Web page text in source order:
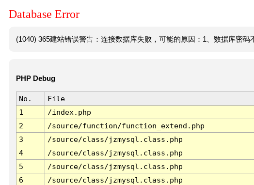
Database Error
(1040) 365建站错误警告：连接数据库失败，可能的原因：1、数据库密码
PHP Debug
No. File
1
/index.php
2
/source/function/function_extend.php
3
/source/class/jzmysql.class.php
4
/source/class/jzmysql.class.php
5
/source/class/jzmysql.class.php
6
/source/class/jzmysql.class.php